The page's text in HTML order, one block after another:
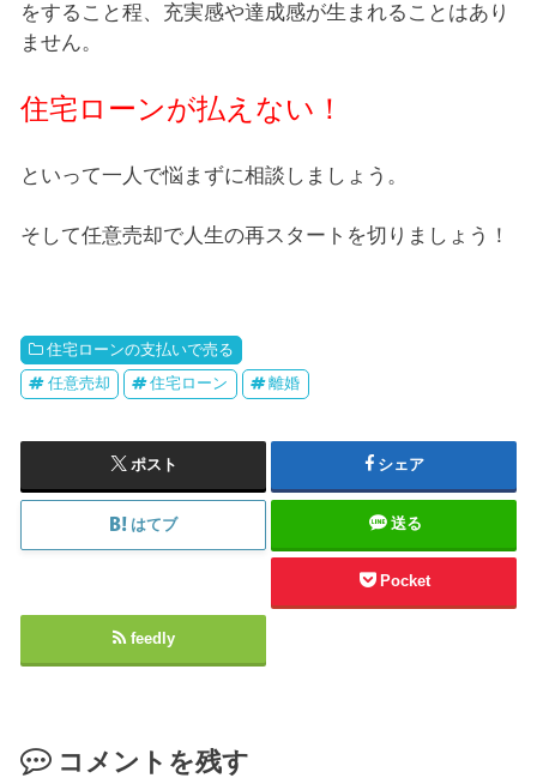
をすること程、充実感や達成感が生まれることはあり
ません。
住宅ローンが払えない！
といって一人で悩まずに相談しましょう。
そして任意売却で人生の再スタートを切りましょう！
住宅ローンの支払いで売る
任意売却 住宅ローン 離婚
ポスト シェア
はてブ 送る
Pocket
feedly
コメントを残す